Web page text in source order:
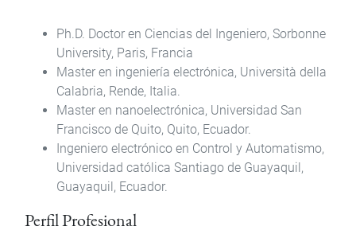
Ph.D. Doctor en Ciencias del Ingeniero, Sorbonne
University, Paris, Francia
Master en ingeniería electrónica, Università della
Calabria, Rende, Italia.
Master en nanoelectrónica, Universidad San
Francisco de Quito, Quito, Ecuador.
Ingeniero electrónico en Control y Automatismo,
Universidad católica Santiago de Guayaquil,
Guayaquil, Ecuador.
Perfil Profesional